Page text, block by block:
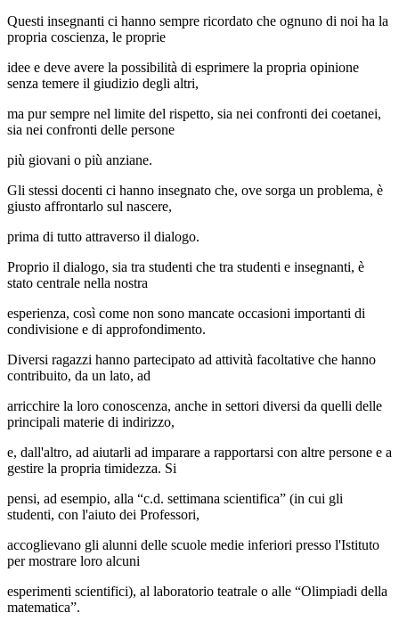
Questi insegnanti ci hanno sempre ricordato che ognuno di noi ha la
propria coscienza, le proprie
idee e deve avere la possibilità di esprimere la propria opinione
senza temere il giudizio degli altri,
ma pur sempre nel limite del rispetto, sia nei confronti dei coetanei,
sia nei confronti delle persone
più giovani o più anziane.
Gli stessi docenti ci hanno insegnato che, ove sorga un problema, è
giusto affrontarlo sul nascere,
prima di tutto attraverso il dialogo.
Proprio il dialogo, sia tra studenti che tra studenti e insegnanti, è
stato centrale nella nostra
esperienza, così come non sono mancate occasioni importanti di
condivisione e di approfondimento.
Diversi ragazzi hanno partecipato ad attività facoltative che hanno
contribuito, da un lato, ad
arricchire la loro conoscenza, anche in settori diversi da quelli delle
principali materie di indirizzo,
e, dall'altro, ad aiutarli ad imparare a rapportarsi con altre persone e a
gestire la propria timidezza. Si
pensi, ad esempio, alla “c.d. settimana scientifica” (in cui gli
studenti, con l'aiuto dei Professori,
accoglievano gli alunni delle scuole medie inferiori presso l'Istituto
per mostrare loro alcuni
esperimenti scientifici), al laboratorio teatrale o alle “Olimpiadi della
matematica”.